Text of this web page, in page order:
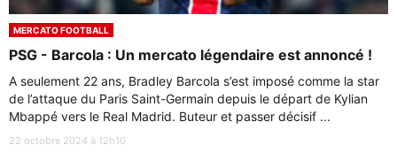
MERCATO FOOTBALL
PSG - Barcola : Un mercato légendaire est annoncé !
A seulement 22 ans, Bradley Barcola s’est imposé comme la star
de l’attaque du Paris Saint-Germain depuis le départ de Kylian
Mbappé vers le Real Madrid. Buteur et passer décisif ...
22 octobre 2024 à 12h10